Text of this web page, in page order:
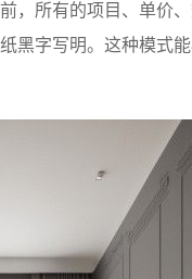
所有的项目、单价
黑字写明。这种模式